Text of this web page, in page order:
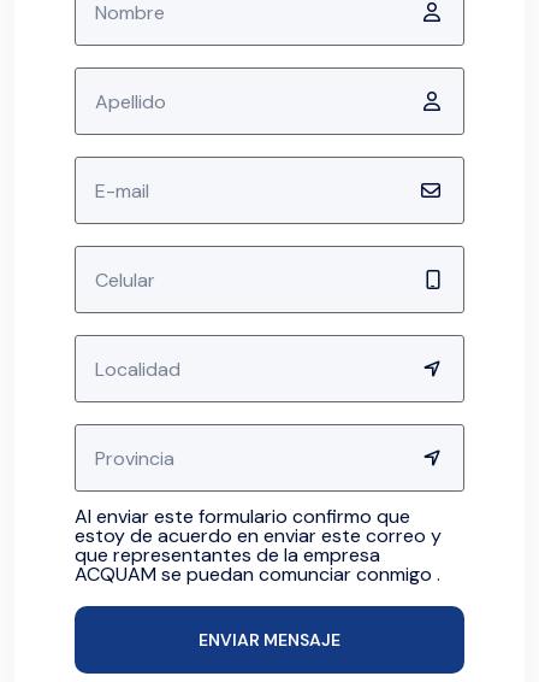
Al enviar este formulario confirmo que
estoy de acuerdo en enviar este correo y
que representantes de la empresa
ACQUAM se puedan comunciar conmigo .